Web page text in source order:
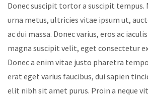
Donec suscipit tortor a suscipit tempus.
urna metus, ultricies vitae ipsum ut,
ac dui massa. Donec varius, eros ac
magna suscipit velit, eget consectetur
Donec a enim vitae justo pharetra
erat eget varius faucibus, dui sapien
elit nibh sit amet purus. Proin a neque